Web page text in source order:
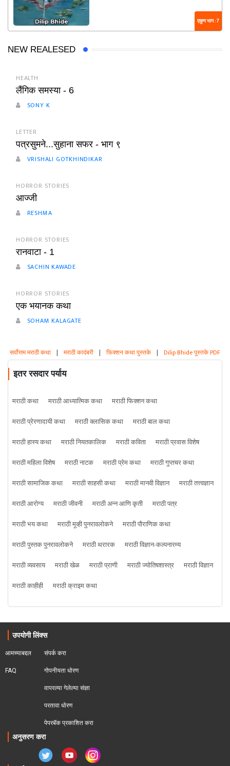
एकूण भाग : 7
NEW REALESED
HEALTH
लैंगिक समस्या - 6
SONY K
LETTER
पत्रसुमने...सुहाना सफर - भाग ९
VRISHALI GOTKHINDIKAR
HORROR STORIES
आज्जी
RESHMA
HORROR STORIES
रानवाटा - 1
SACHIN KAWADE
HORROR STORIES
एक भयानक कथा
SOHAM KALAGATE
सर्वोत्तम मराठी कथा | मराठी कादंबरी | फिक्शन कथा पुस्तके | Dilip Bhide पुस्तके PDF
इतर रसदार पर्याय
मराठी कथा मराठी आध्यात्मिक कथा
मराठी फिक्शन कथा
मराठी प्रेरणादायी कथा
मराठी क्लासिक कथा
मराठी बाल कथा
मराठी हास्य कथा
मराठी नियतकालिक मराठी कविता
मराठी प्रवास विशेष
मराठी महिला विशेष
मराठी नाटक मराठी प्रेम कथा
मराठी गुप्तचर कथा
मराठी सामाजिक कथा
मराठी साहसी कथा मराठी मानवी विज्ञान
मराठी तत्त्वज्ञान
मराठी आरोग्य
मराठी जीवनी मराठी अन्न आणि कृती
मराठी पत्र
मराठी भय कथा
मराठी मूव्ही पुनरावलोकने
मराठी पौराणिक कथा
मराठी पुस्तक पुनरावलोकने
मराठी थरारक
मराठी विज्ञान-कल्पनारम्य
मराठी व्यवसाय
मराठी खेळ मराठी प्राणी मराठी ज्योतिषशास्त्र
मराठी विज्ञान
मराठी काहीही
मराठी क्राइम कथा
उपयोगी लिंक्स
आमच्याबद्दल
FAQ
संपर्क करा
गोपनीयता धोरण
वापरल्या गेलेल्या संज्ञा
परतावा धोरण
पेपरबॅक प्रकाशित करा
अनुसरण करा